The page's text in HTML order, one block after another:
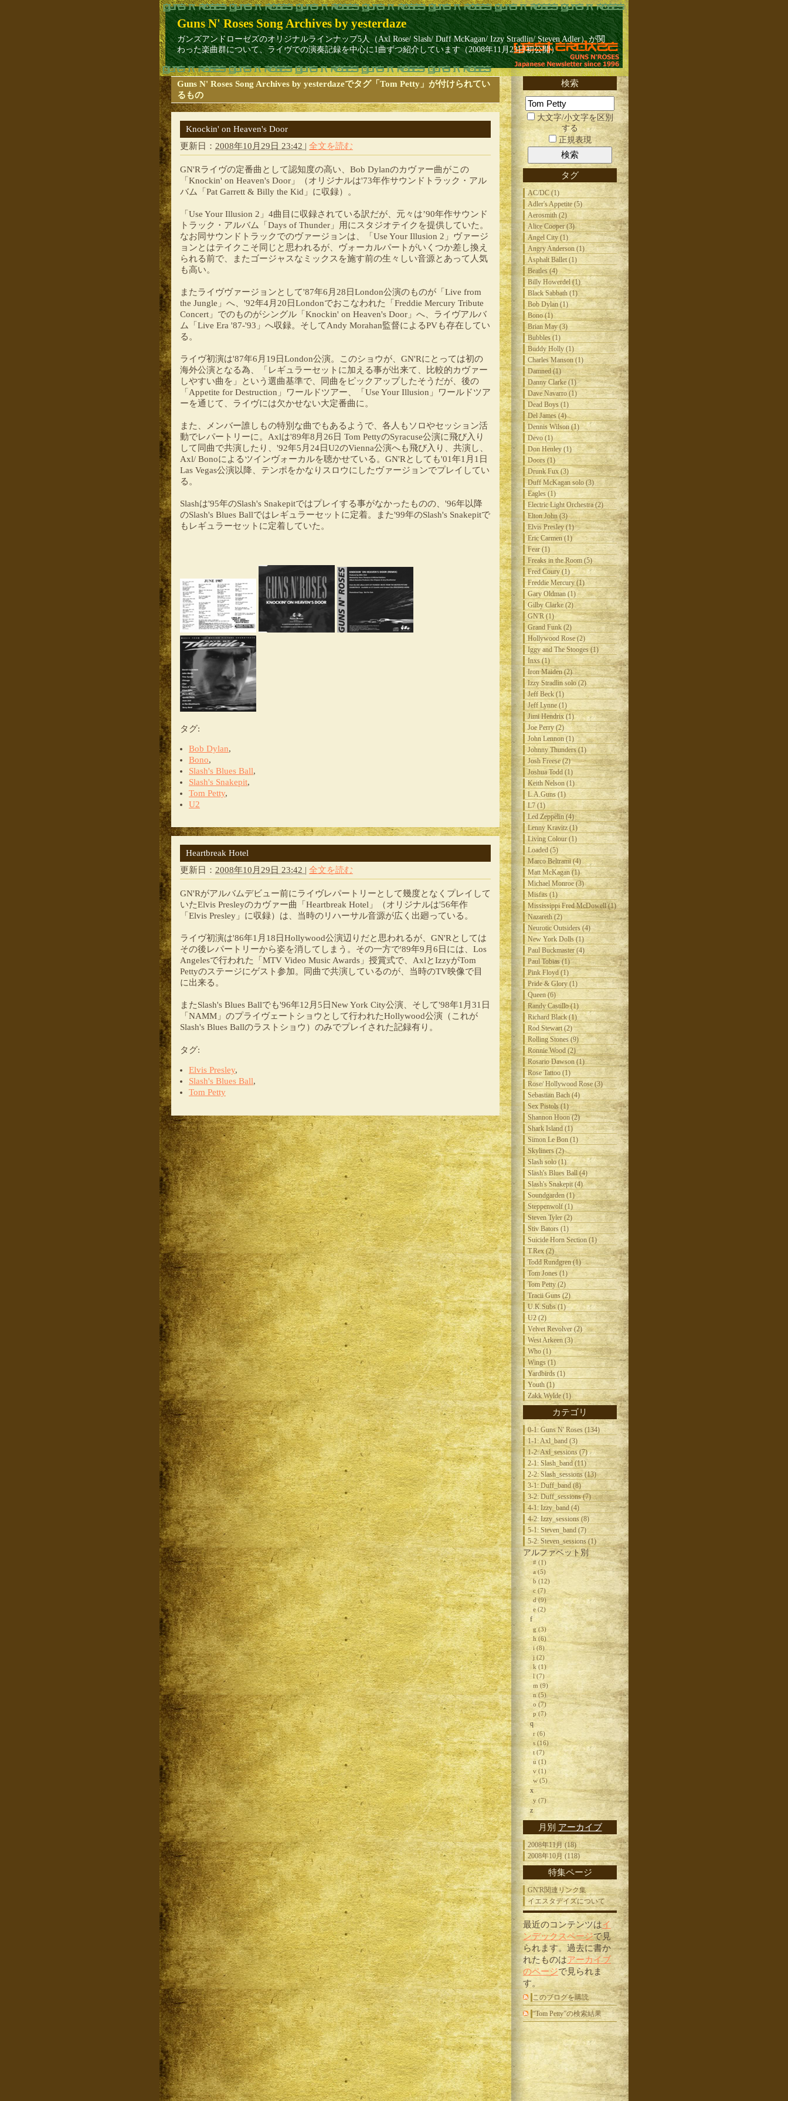
Guns N' Roses Song Archives by yesterdaze
ガンズアンドローゼズのオリジナルラインナップ5人（Axl Rose/ Slash/ Duff McKagan/ Izzy Stradlin/ Steven Adler）が関
わった楽曲群について、ライヴでの演奏記録を中心に1曲ずつ紹介しています（2008年11月23日初公開）
Guns N' Roses Song Archives by yesterdazeでタグ「Tom Petty」が付けられてい
るもの
Knockin' on Heaven's Door
更新日： 2008年10月29日 23:42 | 全文を読む
GN'Rライヴの定番曲として認知度の高い、Bob Dylanのカヴァー曲がこの
「Knockin' on Heaven's Door」（オリジナルは'73年作サウンドトラック・アル
バム「Pat Garrett & Billy the Kid」に収録）。
「Use Your Illusion 2」4曲目に収録されている訳だが、元々は’90年作サウンド
トラック・アルバム「Days of Thunder」用にスタジオテイクを提供していた。
なお同サウンドトラックでのヴァージョンは、「Use Your Illusion 2」ヴァージ
ョンとはテイクこそ同じと思われるが、ヴォーカルパートがいくつか差し換え
られる前で、またゴージャスなミックスを施す前の生々しい音源とあって人気
も高い。
またライヴヴァージョンとして'87年6月28日London公演のものが「Live from
the Jungle」へ、'92年4月20日Londonでおこなわれた「Freddie Mercury Tribute
Concert」でのものがシングル「Knockin' on Heaven's Door」へ、ライヴアルバ
ム「Live Era '87-'93」へ収録。そしてAndy Morahan監督によるPVも存在してい
る。
ライヴ初演は'87年6月19日London公演。このショウが、GN'Rにとっては初の
海外公演となる為、「レギュラーセットに加える事が出来て、比較的カヴァー
しやすい曲を」という選曲基準で、同曲をピックアップしたそうだが、後の
「Appetite for Destruction」ワールドツアー、「Use Your Illusion」ワールドツア
ーを通じて、ライヴには欠かせない大定番曲に。
また、メンバー誰しもの特別な曲でもあるようで、各人もソロやセッション活
動でレパートリーに。Axlは'89年8月26日 Tom PettyのSyracuse公演に飛び入り
して同曲で共演したり、'92年5月24日U2のVienna公演へも飛び入り、共演し、
Axl/ Bonoによるツインヴォーカルを聴かせている。GN'Rとしても'01年1月1日
Las Vegas公演以降、テンポをかなりスロウにしたヴァージョンでプレイしてい
る。
Slashは'95年のSlash's Snakepitではプレイする事がなかったものの、'96年以降
のSlash's Blues Ballではレギュラーセットに定着。また'99年のSlash's Snakepitで
もレギュラーセットに定着していた。
タグ:
Bob Dylan,
Bono,
Slash's Blues Ball,
Slash's Snakepit,
Tom Petty,
U2
Heartbreak Hotel
更新日： 2008年10月29日 23:42 | 全文を読む
GN'Rがアルバムデビュー前にライヴレパートリーとして幾度となくプレイして
いたElvis Presleyのカヴァー曲「Heartbreak Hotel」（オリジナルは'56年作
「Elvis Presley」に収録）は、当時のリハーサル音源が広く出廻っている。
ライヴ初演は'86年1月18日Hollywood公演辺りだと思われるが、GN'Rとしては
その後レパートリーから姿を消してしまう。その一方で'89年9月6日には、Los
Angelesで行われた「MTV Video Music Awards」授賞式で、AxlとIzzyがTom
Pettyのステージにゲスト参加。同曲で共演しているのが、当時のTV映像で目
に出来る。
またSlash's Blues Ballでも'96年12月5日New York City公演、そして'98年1月31日
「NAMM」のプライヴェートショウとして行われたHollywood公演（これが
Slash's Blues Ballのラストショウ）のみでプレイされた記録有り。
タグ:
Elvis Presley,
Slash's Blues Ball,
Tom Petty
検索
大文字/小文字を区別
する
正規表現
タグ
AC/DC (1)
Adler's Appetite (5)
Aerosmith (2)
Alice Cooper (3)
Angel City (1)
Angry Anderson (1)
Asphalt Ballet (1)
Beatles (4)
Billy Howerdel (1)
Black Sabbath (1)
Bob Dylan (1)
Bono (1)
Brian May (3)
Bubbles (1)
Buddy Holly (1)
Charles Manson (1)
Damned (1)
Danny Clarke (1)
Dave Navarro (1)
Dead Boys (1)
Del James (4)
Dennis Wilson (1)
Devo (1)
Don Henley (1)
Doors (1)
Drunk Fux (3)
Duff McKagan solo (3)
Eagles (1)
Electric Light Orchestra (2)
Elton John (3)
Elvis Presley (1)
Eric Carmen (1)
Fear (1)
Freaks in the Room (5)
Fred Coury (1)
Freddie Mercury (1)
Gary Oldman (1)
Gilby Clarke (2)
GN'R (1)
Grand Funk (2)
Hollywood Rose (2)
Iggy and The Stooges (1)
Inxs (1)
Iron Maiden (2)
Izzy Stradlin solo (2)
Jeff Beck (1)
Jeff Lynne (1)
Jimi Hendrix (1)
Joe Perry (2)
John Lennon (1)
Johnny Thunders (1)
Josh Freese (2)
Joshua Todd (1)
Keith Nelson (1)
L.A.Guns (1)
L7 (1)
Led Zeppelin (4)
Lenny Kravitz (1)
Living Colour (1)
Loaded (5)
Marco Beltrami (4)
Matt McKagan (1)
Michael Monroe (3)
Misfits (1)
Mississippi Fred McDowell (1)
Nazareth (2)
Neurotic Outsiders (4)
New York Dolls (1)
Paul Buckmaster (4)
Paul Tobias (1)
Pink Floyd (1)
Pride & Glory (1)
Queen (6)
Randy Castillo (1)
Richard Black (1)
Rod Stewart (2)
Rolling Stones (9)
Ronnie Wood (2)
Rosario Dawson (1)
Rose Tattoo (1)
Rose/ Hollywood Rose (3)
Sebastian Bach (4)
Sex Pistols (1)
Shannon Hoon (2)
Shark Island (1)
Simon Le Bon (1)
Skyliners (2)
Slash solo (1)
Slash's Blues Ball (4)
Slash's Snakepit (4)
Soundgarden (1)
Steppenwolf (1)
Steven Tyler (2)
Stiv Bators (1)
Suicide Horn Section (1)
T.Rex (2)
Todd Rundgren (1)
Tom Jones (1)
Tom Petty (2)
Tracii Guns (2)
U.K.Subs (1)
U2 (2)
Velvet Revolver (2)
West Arkeen (3)
Who (1)
Wings (1)
Yardbirds (1)
Youth (1)
Zakk Wylde (1)
カテゴリ
0-1: Guns N' Roses (134)
1-1: Axl_band (3)
1-2: Axl_sessions (7)
2-1: Slash_band (11)
2-2: Slash_sessions (13)
3-1: Duff_band (8)
3-2: Duff_sessions (7)
4-1: Izzy_band (4)
4-2: Izzy_sessions (8)
5-1: Steven_band (7)
5-2: Steven_sessions (1)
アルファベット別
# (1)
a (5)
b (12)
c (7)
d (9)
e (2)
f
g (3)
h (6)
i (8)
j (2)
k (1)
l (7)
m (9)
n (5)
o (7)
p (7)
q
r (6)
s (16)
t (7)
u (1)
v (1)
w (5)
x
y (7)
z
月別 アーカイブ
2008年11月 (18)
2008年10月 (118)
特集ページ
GN'R関連リンク集
イエスタデイズについて
最近のコンテンツはイ
ンデックスページで見
られます。過去に書か
れたものはアーカイブ
のページで見られま
す。
このブログを購読
“Tom Petty”の検索結果